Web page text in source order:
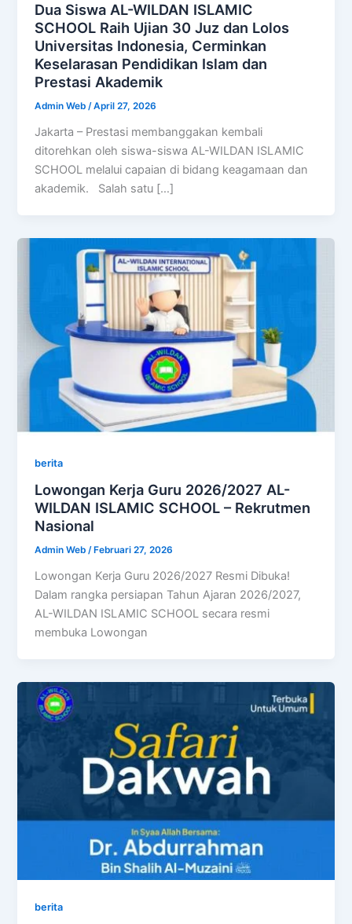
Dua Siswa AL-WILDAN ISLAMIC
SCHOOL Raih Ujian 30 Juz dan Lolos
Universitas Indonesia, Cerminkan
Keselarasan Pendidikan Islam dan
Prestasi Akademik
Admin Web/April 27, 2026
Jakarta – Prestasi membanggakan kembali
ditorehkan oleh siswa-siswa AL-WILDAN ISLAMIC
SCHOOL melalui capaian di bidang keagamaan dan
akademik. Salah satu […]
berita
Lowongan Kerja Guru 2026/2027 AL-
WILDAN ISLAMIC SCHOOL – Rekrutmen
Nasional
Admin Web/ Februari 27, 2026
Lowongan Kerja Guru 2026/2027 Resmi Dibuka!
Dalam rangka persiapan Tahun Ajaran 2026/2027,
AL-WILDAN ISLAMIC SCHOOL secara resmi
membuka Lowongan
berita